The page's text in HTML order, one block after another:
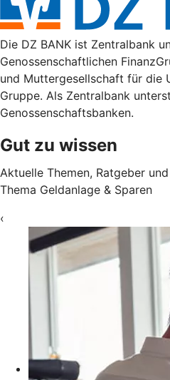
Die DZ BANK ist Zentralbank
Genossenschaftlichen
und Muttergesellschaft für die
Gruppe. Als Zentralbank
Genossenschaftsbanken.
Gut zu wissen
Aktuelle Themen, Ratgeber
Thema Geldanlage & Sparen
‹